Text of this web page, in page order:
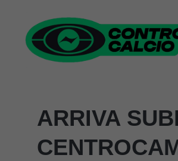
contenuto
ARRIVA